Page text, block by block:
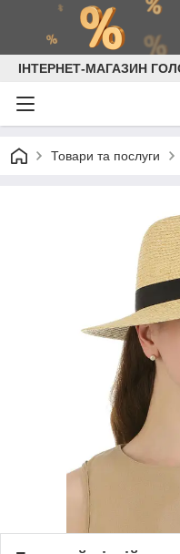
ІНТЕРНЕТ-МАГАЗИН
Товари та послуги